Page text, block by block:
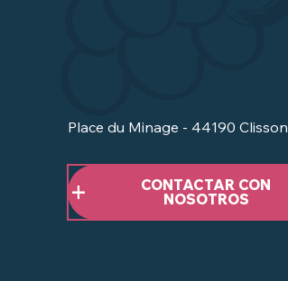
Place du Minage - 44190 Clisson
CONTACTAR CON
NOSOTROS